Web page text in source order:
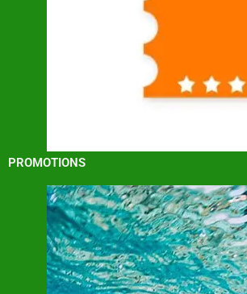
PROMOTIONS